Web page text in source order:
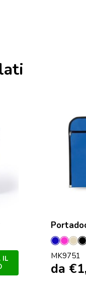
IL
Blu
MK9751
da €